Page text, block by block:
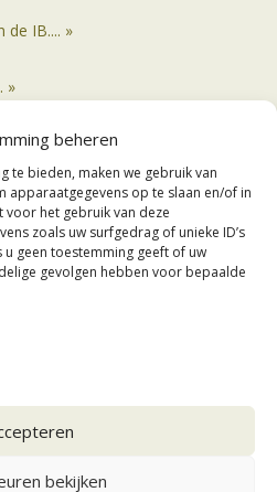
beheren
te bieden, maken we gebruik van
apparaatgegevens op te slaan en/of in
voor het gebruik van deze
zoals uw surfgedrag of unieke ID’s
geen toestemming geeft of uw
gevolgen hebben voor bepaalde
bekijken
de IB.... »
»
boeten.... »
van tafel.... »